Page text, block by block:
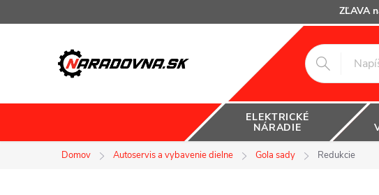
na
ZĽAVA
ELEKTRICKÉ
NÁRADIE
Domov Autoservis a vybavenie dielne Gola sady Redukcie